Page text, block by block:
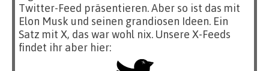
Twitter-Feed präsentieren. Aber so ist das mit
Elon Musk und seinen grandiosen Ideen. Ein
Satz mit X, das war wohl nix. Unsere X-Feeds
findet ihr aber hier: